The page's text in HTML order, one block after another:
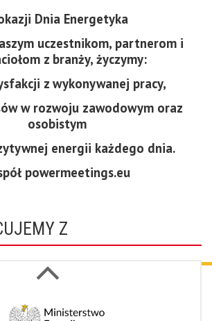
Dnia Energetyka
uczestnikom, partnerom i
z branży, życzymy:
z wykonywanej pracy,
w rozwoju zawodowym oraz
osobistym
energii każdego dnia.
powermeetings.eu
Z